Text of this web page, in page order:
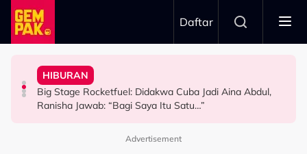
Skip to main content
Daftar
HIBURAN
TERBANG Bawa Legasi Rali Negara Ke Art Of Speed
2026
HIBURAN
Big Stage Rocketfuel: Didakwa Cuba Jadi Aina Abdul,
Ranisha Jawab: “Bagi Saya Itu Satu…”
HIBURAN
Netizen Restu! Semua Tak Sabar Nak Saksikan Kudrat
1968
HIBURAN
Tak Guna ‘Stuntman’, Shukri Yahaya Cedera Jayakan
Babak ‘Single Take’ CHELOT - “Badan Koyak, Balut
Advertisement